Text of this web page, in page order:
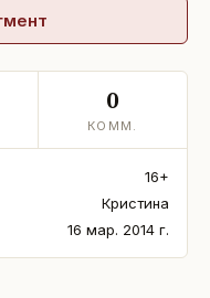
0
КОММ.
16+
Кристина
16 мар. 2014 г.